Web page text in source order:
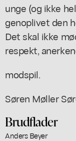
unge (og ikke
genoplivet den
Det skal ikke
respekt,
modspil.
Søren Møller
Brudflader
Anders Beyer